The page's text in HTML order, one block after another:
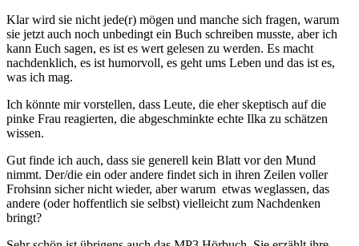
Klar wird sie nicht jede(r) mögen und manche sich fragen, warum
sie jetzt auch noch unbedingt ein Buch schreiben musste, aber ich
kann Euch sagen, es ist es wert gelesen zu werden. Es macht
nachdenklich, es ist humorvoll, es geht ums Leben und das ist es,
was ich mag.
Ich könnte mir vorstellen, dass Leute, die eher skeptisch auf die
pinke Frau reagierten, die abgeschminkte echte Ilka zu schätzen
wissen.
Gut finde ich auch, dass sie generell kein Blatt vor den Mund
nimmt. Der/die ein oder andere findet sich in ihren Zeilen voller
Frohsinn sicher nicht wieder, aber warum etwas weglassen, das
andere (oder hoffentlich sie selbst) vielleicht zum Nachdenken
bringt?